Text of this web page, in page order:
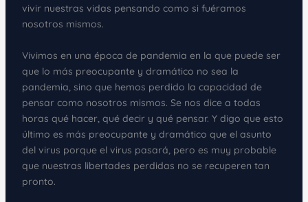
vivir nuestras vidas pensando como si fuéramos
nosotros mismos.
Vivimos en una época de pandemia en la que puede ser
que lo más preocupante y dramático no sea la
pandemia, sino que hemos perdido la capacidad de
pensar como nosotros mismos. Se nos dice a todas
horas qué hacer, qué decir y qué pensar. Y digo que esto
último es más preocupante y dramático que el asunto
del virus porque el virus pasará, pero es muy probable
que nuestras libertades perdidas no se recuperen tan
pronto.